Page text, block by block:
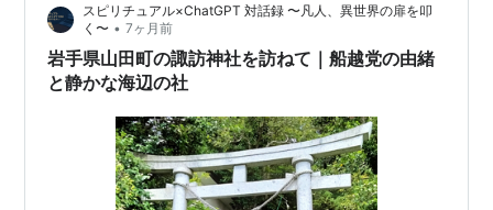
集配事務取扱開始。1941年(昭和16)2月1…
スピリチュアル×ChatGPT 対話録 〜凡人、異世界の扉を叩
く〜 • 7ヶ月前
岩手県山田町の諏訪神社を訪ねて｜船越党の由緒
と静かな海辺の社